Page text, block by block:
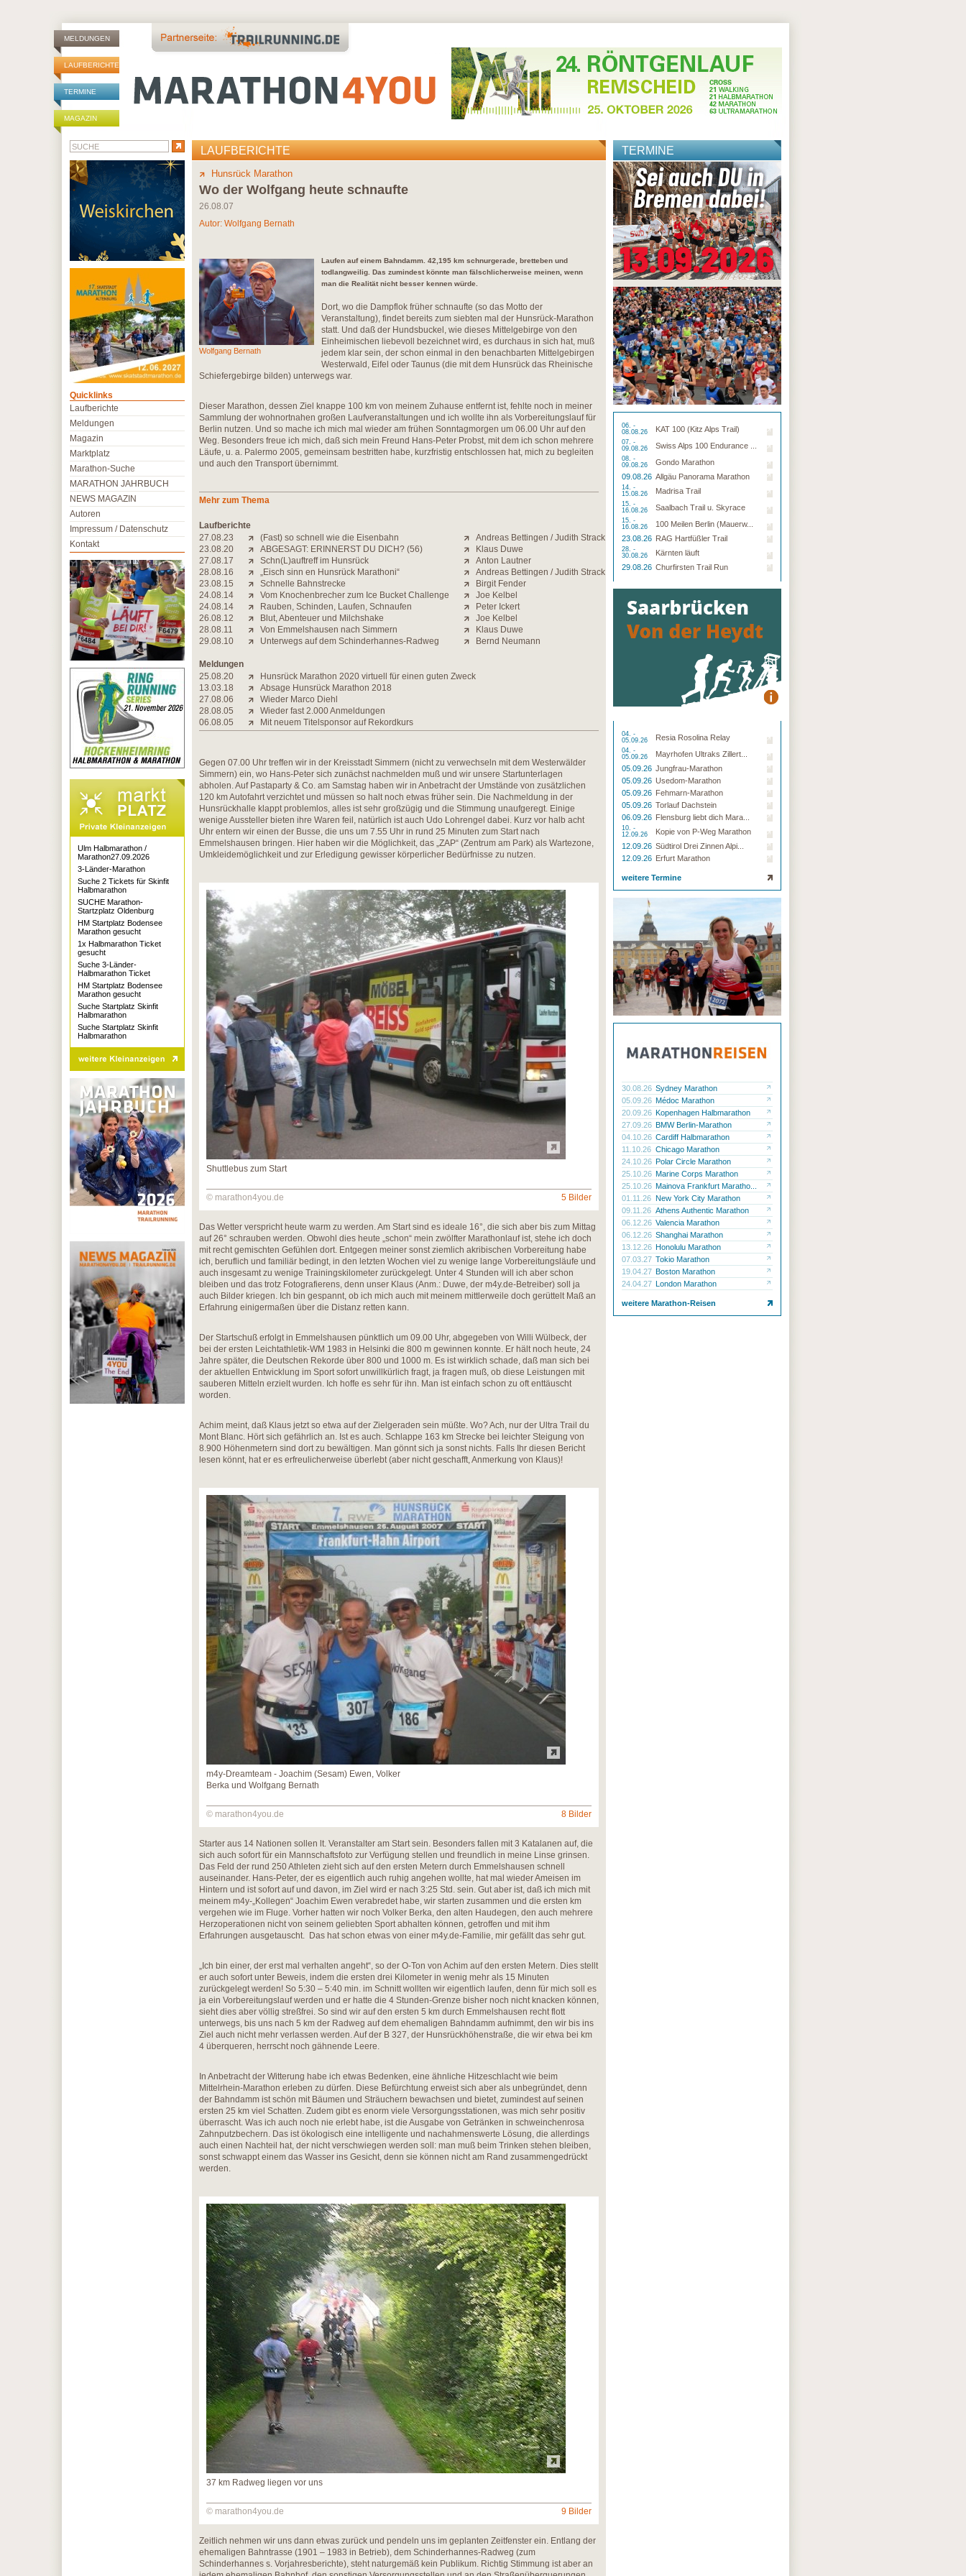
MELDUNGEN
LAUFBERICHTE
TERMINE
MAGAZIN
LAUFBERICHTE
Hunsrück Marathon
Wo der Wolfgang heute schnaufte
26.08.07
Autor: Wolfgang Bernath
Wolfgang Bernath
Laufen auf einem Bahndamm. 42,195 km schnurgerade, bretteben und
todlangweilig. Das zumindest könnte man fälschlicherweise meinen, wenn
man die Realität nicht besser kennen würde.
Dort, wo die Dampflok früher schnaufte (so das Motto der
Veranstaltung), findet bereits zum siebten mal der Hunsrück-Marathon
statt. Und daß der Hundsbuckel, wie dieses Mittelgebirge von den
Einheimischen liebevoll bezeichnet wird, es durchaus in sich hat, muß
jedem klar sein, der schon einmal in den benachbarten Mittelgebirgen
Westerwald, Eifel oder Taunus (die mit dem Hunsrück das Rheinische
Schiefergebirge bilden) unterwegs war.
Dieser Marathon, dessen Ziel knappe 100 km von meinem Zuhause entfernt ist, fehlte noch in meiner
Sammlung der wohnortnahen großen Laufveranstaltungen und ich wollte ihn als Vorbereitungslauf für
Berlin nutzen. Und so mache ich mich mal wieder am frühen Sonntagmorgen um 06.00 Uhr auf den
Weg. Besonders freue ich mich, daß sich mein Freund Hans-Peter Probst, mit dem ich schon mehrere
Läufe, u. a. Palermo 2005, gemeinsam bestritten habe, kurzfristig entschlossen hat, mich zu begleiten
und auch den Transport übernimmt.
Mehr zum Thema
Laufberichte
27.08.23
(Fast) so schnell wie die Eisenbahn
Andreas Bettingen / Judith Strack
23.08.20
ABGESAGT: ERINNERST DU DICH? (56)
Klaus Duwe
27.08.17
Schn(L)auftreff im Hunsrück
Anton Lautner
28.08.16
„Eisch sinn en Hunsrück Marathoni“
Andreas Bettingen / Judith Strack
23.08.15
Schnelle Bahnstrecke
Birgit Fender
24.08.14
Vom Knochenbrecher zum Ice Bucket Challenge
Joe Kelbel
24.08.14
Rauben, Schinden, Laufen, Schnaufen
Peter Ickert
26.08.12
Blut, Abenteuer und Milchshake
Joe Kelbel
28.08.11
Von Emmelshausen nach Simmern
Klaus Duwe
29.08.10
Unterwegs auf dem Schinderhannes-Radweg Bernd Neumann
Meldungen
25.08.20
Hunsrück Marathon 2020 virtuell für einen guten Zweck
13.03.18
Absage Hunsrück Marathon 2018
27.08.06
Wieder Marco Diehl
28.08.05
Wieder fast 2.000 Anmeldungen
06.08.05
Mit neuem Titelsponsor auf Rekordkurs
Gegen 07.00 Uhr treffen wir in der Kreisstadt Simmern (nicht zu verwechseln mit dem Westerwälder
Simmern) ein, wo Hans-Peter sich zunächst nachmelden muß und wir unsere Startunterlagen
abholen. Auf Pastaparty & Co. am Samstag haben wir in Anbetracht der Umstände von zusätzlichen
120 km Autofahrt verzichtet und müssen so halt noch etwas früher sein. Die Nachmeldung in der
Hunsrückhalle klappt problemlos, alles ist sehr großzügig und die Stimmung unaufgeregt. Einige
wenige Aussteller bieten ihre Waren feil, natürlich ist auch Udo Lohrengel dabei. Kurz vor halb acht
Uhr entern wir einen der Busse, die uns um 7.55 Uhr in rund 25 Minuten zum Start nach
Emmelshausen bringen. Hier haben wir die Möglichkeit, das „ZAP“ (Zentrum am Park) als Wartezone,
Umkleidemöglichkeit und zur Erledigung gewisser körperlicher Bedürfnisse zu nutzen.
Shuttlebus zum Start
© marathon4you.de 5 Bilder
Das Wetter verspricht heute warm zu werden. Am Start sind es ideale 16°, die sich aber bis zum Mittag
auf 26° schrauben werden. Obwohl dies heute „schon“ mein zwölfter Marathonlauf ist, stehe ich doch
mit recht gemischten Gefühlen dort. Entgegen meiner sonst ziemlich akribischen Vorbereitung habe
ich, beruflich und familiär bedingt, in den letzten Wochen viel zu wenige lange Vorbereitungsläufe und
auch insgesamt zu wenige Trainingskilometer zurückgelegt. Unter 4 Stunden will ich aber schon
bleiben und das trotz Fotografierens, denn unser Klaus (Anm.: Duwe, der m4y.de-Betreiber) soll ja
auch Bilder kriegen. Ich bin gespannt, ob ich mich auch mit meinem mittlerweile doch gerüttelt Maß an
Erfahrung einigermaßen über die Distanz retten kann.
Der Startschuß erfolgt in Emmelshausen pünktlich um 09.00 Uhr, abgegeben von Willi Wülbeck, der
bei der ersten Leichtathletik-WM 1983 in Helsinki die 800 m gewinnen konnte. Er hält noch heute, 24
Jahre später, die Deutschen Rekorde über 800 und 1000 m. Es ist wirklich schade, daß man sich bei
der aktuellen Entwicklung im Sport sofort unwillkürlich fragt, ja fragen muß, ob diese Leistungen mit
sauberen Mitteln erzielt wurden. Ich hoffe es sehr für ihn. Man ist einfach schon zu oft enttäuscht
worden.
Achim meint, daß Klaus jetzt so etwa auf der Zielgeraden sein müßte. Wo? Ach, nur der Ultra Trail du
Mont Blanc. Hört sich gefährlich an. Ist es auch. Schlappe 163 km Strecke bei leichter Steigung von
8.900 Höhenmetern sind dort zu bewältigen. Man gönnt sich ja sonst nichts. Falls Ihr diesen Bericht
lesen könnt, hat er es erfreulicherweise überlebt (aber nicht geschafft, Anmerkung von Klaus)!
m4y-Dreamteam - Joachim (Sesam) Ewen, Volker
Berka und Wolfgang Bernath
© marathon4you.de 8 Bilder
Starter aus 14 Nationen sollen lt. Veranstalter am Start sein. Besonders fallen mit 3 Katalanen auf, die
sich auch sofort für ein Mannschaftsfoto zur Verfügung stellen und freundlich in meine Linse grinsen.
Das Feld der rund 250 Athleten zieht sich auf den ersten Metern durch Emmelshausen schnell
auseinander. Hans-Peter, der es eigentlich auch ruhig angehen wollte, hat mal wieder Ameisen im
Hintern und ist sofort auf und davon, im Ziel wird er nach 3:25 Std. sein. Gut aber ist, daß ich mich mit
meinem m4y-„Kollegen“ Joachim Ewen verabredet habe, wir starten zusammen und die ersten km
vergehen wie im Fluge. Vorher hatten wir noch Volker Berka, den alten Haudegen, den auch mehrere
Herzoperationen nicht von seinem geliebten Sport abhalten können, getroffen und mit ihm
Erfahrungen ausgetauscht. Das hat schon etwas von einer m4y.de-Familie, mir gefällt das sehr gut.
„Ich bin einer, der erst mal verhalten angeht“, so der O-Ton von Achim auf den ersten Metern. Dies stellt
er auch sofort unter Beweis, indem die ersten drei Kilometer in wenig mehr als 15 Minuten
zurückgelegt werden! So 5:30 – 5:40 min. im Schnitt wollten wir eigentlich laufen, denn für mich soll es
ja ein Vorbereitungslauf werden und er hatte die 4 Stunden-Grenze bisher noch nicht knacken können,
sieht dies aber völlig streßfrei. So sind wir auf den ersten 5 km durch Emmelshausen recht flott
unterwegs, bis uns nach 5 km der Radweg auf dem ehemaligen Bahndamm aufnimmt, den wir bis ins
Ziel auch nicht mehr verlassen werden. Auf der B 327, der Hunsrückhöhenstraße, die wir etwa bei km
4 überqueren, herrscht noch gähnende Leere.
In Anbetracht der Witterung habe ich etwas Bedenken, eine ähnliche Hitzeschlacht wie beim
Mittelrhein-Marathon erleben zu dürfen. Diese Befürchtung erweist sich aber als unbegründet, denn
der Bahndamm ist schön mit Bäumen und Sträuchern bewachsen und bietet, zumindest auf seinen
ersten 25 km viel Schatten. Zudem gibt es enorm viele Versorgungsstationen, was mich sehr positiv
überrascht. Was ich auch noch nie erlebt habe, ist die Ausgabe von Getränken in schweinchenrosa
Zahnputzbechern. Das ist ökologisch eine intelligente und nachahmenswerte Lösung, die allerdings
auch einen Nachteil hat, der nicht verschwiegen werden soll: man muß beim Trinken stehen bleiben,
sonst schwappt einem das Wasser ins Gesicht, denn sie können nicht am Rand zusammengedrückt
werden.
37 km Radweg liegen vor uns
© marathon4you.de 9 Bilder
Zeitlich nehmen wir uns dann etwas zurück und pendeln uns im geplanten Zeitfenster ein. Entlang der
ehemaligen Bahntrasse (1901 – 1983 in Betrieb), dem Schinderhannes-Radweg (zum
Schinderhannes s. Vorjahresberichte), steht naturgemäß kein Publikum. Richtig Stimmung ist aber an
TERMINE
06. -
08.08.26
KAT 100 (Kitz Alps Trail)
07. -
09.08.26
Swiss Alps 100 Endurance ...
08. -
09.08.26
Gondo Marathon
09.08.26 Allgäu Panorama Marathon
14. -
15.08.26
Madrisa Trail
15. -
16.08.26
Saalbach Trail u. Skyrace
15. -
16.08.26
100 Meilen Berlin (Mauerw...
23.08.26 RAG Hartfüßler Trail
28. -
30.08.26
Kärnten läuft
29.08.26 Churfirsten Trail Run
04. -
05.09.26
Resia Rosolina Relay
04. -
05.09.26
Mayrhofen Ultraks Zillert...
05.09.26 Jungfrau-Marathon
05.09.26 Usedom-Marathon
05.09.26 Fehmarn-Marathon
05.09.26 Torlauf Dachstein
06.09.26 Flensburg liebt dich Mara...
10. -
12.09.26
Kopie von P-Weg Marathon
12.09.26 Südtirol Drei Zinnen Alpi...
12.09.26 Erfurt Marathon
weitere Termine
30.08.26 Sydney Marathon
05.09.26 Médoc Marathon
20.09.26 Kopenhagen Halbmarathon
27.09.26 BMW Berlin-Marathon
04.10.26 Cardiff Halbmarathon
11.10.26 Chicago Marathon
24.10.26 Polar Circle Marathon
25.10.26 Marine Corps Marathon
25.10.26 Mainova Frankfurt Maratho...
01.11.26 New York City Marathon
09.11.26 Athens Authentic Marathon
06.12.26 Valencia Marathon
06.12.26 Shanghai Marathon
13.12.26 Honolulu Marathon
07.03.27 Tokio Marathon
19.04.27 Boston Marathon
24.04.27 London Marathon
weitere Marathon-Reisen
Quicklinks
Laufberichte
Meldungen
Magazin
Marktplatz
Marathon-Suche
MARATHON JAHRBUCH
NEWS MAGAZIN
Autoren
Impressum / Datenschutz
Kontakt
Ulm Halbmarathon /
Marathon27.09.2026
3-Länder-Marathon
Suche 2 Tickets für Skinfit
Halbmarathon
SUCHE Marathon-
Startzplatz Oldenburg
HM Startplatz Bodensee
Marathon gesucht
1x Halbmarathon Ticket
gesucht
Suche 3-Länder-
Halbmarathon Ticket
HM Startplatz Bodensee
Marathon gesucht
Suche Startplatz Skinfit
Halbmarathon
Suche Startplatz Skinfit
Halbmarathon